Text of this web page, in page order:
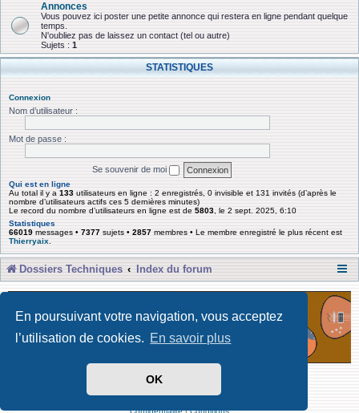
En poursuivant votre navigation, vous acceptez
l’utilisation de cookies. En savoir plus
OK
Annonces
Vous pouvez ici poster une petite annonce qui restera en ligne pendant quelque
temps.
N'oubliez pas de laissez un contact (tel ou autre)
Sujets : 1
STATISTIQUES
Connexion
Nom d’utilisateur :
Mot de passe :
Se souvenir de moi
Qui est en ligne
Au total il y a 133 utilisateurs en ligne : 2 enregistrés, 0 invisible et 131 invités (d’après le
nombre d’utilisateurs actifs ces 5 dernières minutes)
Le record du nombre d’utilisateurs en ligne est de 5803 , le 2 sept. 2025, 6:10
Statistiques
66019 messages • 7377 sujets • 2857 membres • Le membre enregistré le plus récent est
Thierryaix
Dossiers Techniques Index du forum
Développé par Forum Software © phpBB Limited
Traduit par phpBB-fr
Confidentialité|Conditions